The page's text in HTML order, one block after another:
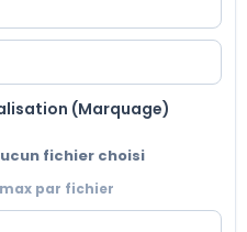
(Marquage)
fichier choisi
max par fichier